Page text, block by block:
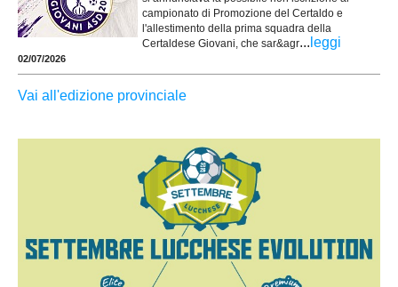
campionato di Promozione del Certaldo e
l'allestimento della prima squadra della
Certaldese Giovani, che sar&agr... leggi
02/07/2026
Vai all'edizione provinciale